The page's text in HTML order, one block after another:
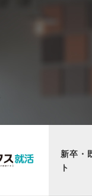
新卒・
ト